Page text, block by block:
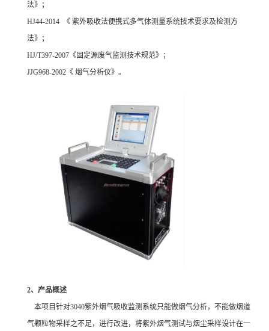
法》；
HJ44-2014 《 紫外吸收法便携式多气体测量系统技术要求及检测方
法》；
HJ/T397-2007《固定源废气监测技术规范》；
JJG968-2002《 烟气分析仪》。
2、产品概述
本项目针对3040紫外烟气吸收监测系统只能做烟气分析，不能做烟道
气颗粒物采样之不足，进行改进，将紫外烟气测试与烟尘采样设计在一